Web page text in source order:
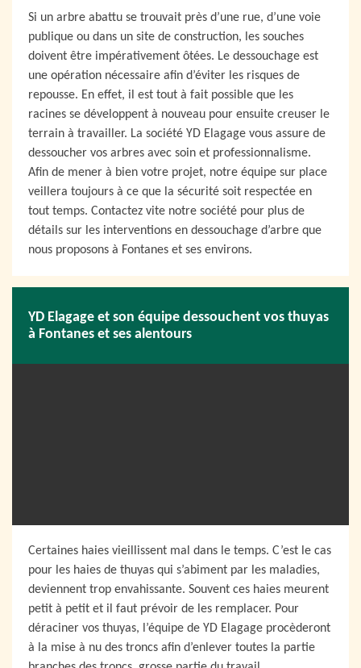
Si un arbre abattu se trouvait près d’une rue, d’une voie
publique ou dans un site de construction, les souches
doivent être impérativement ôtées. Le dessouchage est
une opération nécessaire afin d’éviter les risques de
repousse. En effet, il est tout à fait possible que les
racines se développent à nouveau pour ensuite creuser le
terrain à travailler. La société YD Elagage vous assure de
dessoucher vos arbres avec soin et professionnalisme.
Afin de mener à bien votre projet, notre équipe sur place
veillera toujours à ce que la sécurité soit respectée en
tout temps. Contactez vite notre société pour plus de
détails sur les interventions en dessouchage d’arbre que
nous proposons à Fontanes et ses environs.
YD Elagage et son équipe dessouchent vos thuyas
à Fontanes et ses alentours
Certaines haies vieillissent mal dans le temps. C’est le cas
pour les haies de thuyas qui s’abiment par les maladies,
deviennent trop envahissante. Souvent ces haies meurent
petit à petit et il faut prévoir de les remplacer. Pour
déraciner vos thuyas, l’équipe de YD Elagage procèderont
à la mise à nu des troncs afin d’enlever toutes la partie